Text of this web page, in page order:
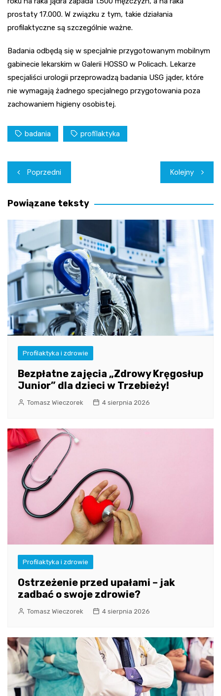
prostaty 17.000. W związku z tym, takie działania
profilaktyczne są szczególnie ważne.
Badania odbędą się w specjalnie przygotowanym mobilnym
gabinecie lekarskim w Galerii HOSSO w Policach. Lekarze
specjaliści urologii przeprowadzą badania USG jąder, które
nie wymagają żadnego specjalnego przygotowania poza
zachowaniem higieny osobistej.
badania profilaktyka
Nawigacja
wpisu
Poprzedni Kolejny
Powiązane teksty
Profilaktyka i zdrowie
Bezpłatne zajęcia „Zdrowy Kręgosłup
Junior” dla dzieci w Trzebieży!
Tomasz Wieczorek 4 sierpnia 2026
Profilaktyka i zdrowie
Ostrzeżenie przed upałami – jak
zadbać o swoje zdrowie?
Tomasz Wieczorek 4 sierpnia 2026